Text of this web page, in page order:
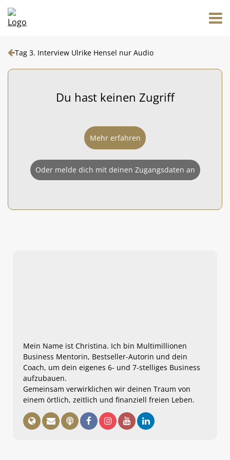
Tag 3. Interview Ulrike Hensel nur Audio
Du hast keinen Zugriff
Mehr erfahren
Oder melde dich mit deinen Zugangsdaten an
Mein Name ist Christina. Ich bin Multimillionen
Business Mentorin, Bestseller-Autorin und dein
Coach, um dein eigenes 6- und 7-stelliges Business
aufzubauen.
Gemeinsam verwirklichen wir deinen Traum von
einem örtlich, zeitlich und finanziell freien Leben.